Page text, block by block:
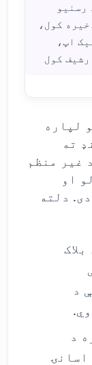
رسنیو
کول،
اپ،
کول
لپاره
ته
د غیر منظم
او
دلته
بلاک
د
د
اسانۍ